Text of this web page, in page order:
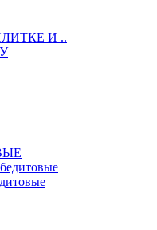
И ..